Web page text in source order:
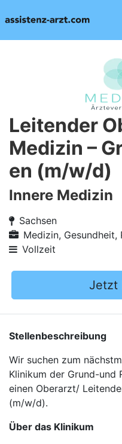
Leitender
Medizin –
en (m/w/d)
Innere Medizin
Sachsen
Medizin, Gesundheit,
Vollzeit
Jetzt
Stellenbeschreibung
Wir suchen zum
Klinikum der Grund-und
einen Oberarzt/
(m/w/d).
Über das Klinikum